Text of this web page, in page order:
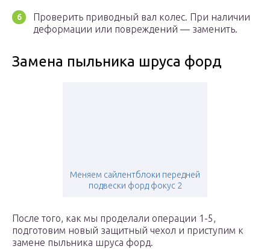
Проверить приводный вал колес. При наличии
деформации или повреждений — заменить.
Замена пыльника шруса форд
Меняем сайлентблоки передней
подвески форд фокус 2
После того, как мы проделали операции 1-5,
подготовим новый защитный чехол и приступим к
замене пыльника шруса форд.